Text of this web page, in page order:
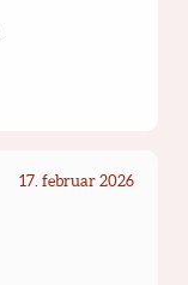
17. februar 2026